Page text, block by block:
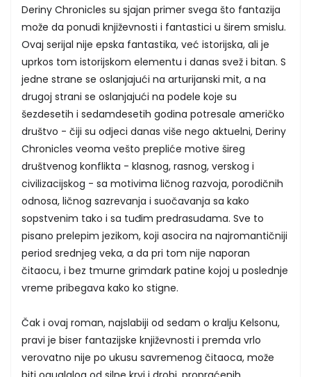
Deriny Chronicles su sjajan primer svega što fantazija
može da ponudi književnosti i fantastici u širem smislu.
Ovaj serijal nije epska fantastika, već istorijska, ali je
uprkos tom istorijskom elementu i danas svež i bitan. S
jedne strane se oslanjajući na arturijanski mit, a na
drugoj strani se oslanjajući na podele koje su
šezdesetih i sedamdesetih godina potresale američko
društvo - čiji su odjeci danas više nego aktuelni, Deriny
Chronicles veoma vešto prepliće motive šireg
društvenog konflikta - klasnog, rasnog, verskog i
civilizacijskog - sa motivima ličnog razvoja, porodičnih
odnosa, ličnog sazrevanja i suočavanja sa kako
sopstvenim tako i sa tuđim predrasudama. Sve to
pisano prelepim jezikom, koji asocira na najromantičniji
period srednjeg veka, a da pri tom nije naporan
čitaocu, i bez tmurne grimdark patine kojoj u poslednje
vreme pribegava kako ko stigne.
Čak i ovaj roman, najslabiji od sedam o kralju Kelsonu,
pravi je biser fantazijske književnosti i premda vrlo
verovatno nije po ukusu savremenog čitaoca, može